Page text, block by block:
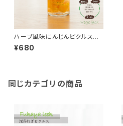
ハーブ風味にんじんピクルス◆
おうちごはん＊ギフト◆
¥680
同じカテゴリの商品